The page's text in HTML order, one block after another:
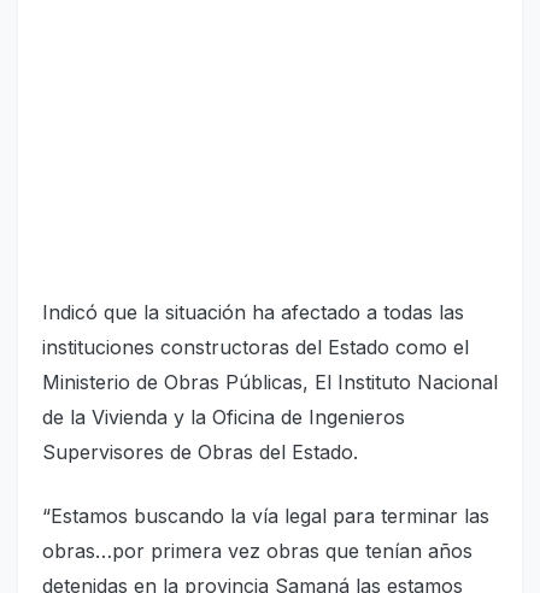
Indicó que la situación ha afectado a todas las
instituciones constructoras del Estado como el
Ministerio de Obras Públicas, El Instituto Nacional
de la Vivienda y la Oficina de Ingenieros
Supervisores de Obras del Estado.
“Estamos buscando la vía legal para terminar las
obras…por primera vez obras que tenían años
detenidas en la provincia Samaná las estamos